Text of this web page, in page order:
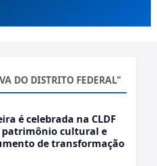
DO DISTRITO FEDERAL"
é celebrada na CLDF
patrimônio cultural e
de transformação